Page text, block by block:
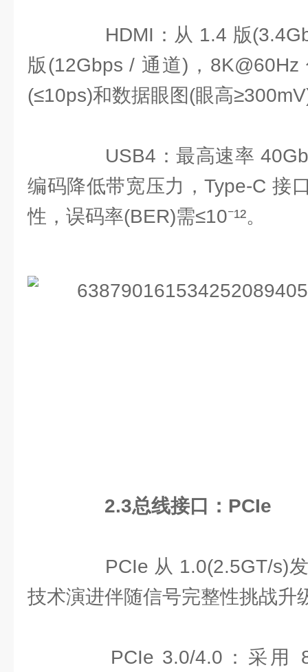
HDMI：从 1.4 版
版(12Gbps / 通道)，
(≤10ps)和数据眼图(眼高
USB4：最高速率
编码降低带宽压力，Type-C 接
性，误码率(BER)需≤10⁻¹²。
2.3总线接口： PCIe
PCIe 从 1.0(2.5GT/s)发
技术演进伴随信号完整性挑战升
PCIe 3.0/4.0：采用